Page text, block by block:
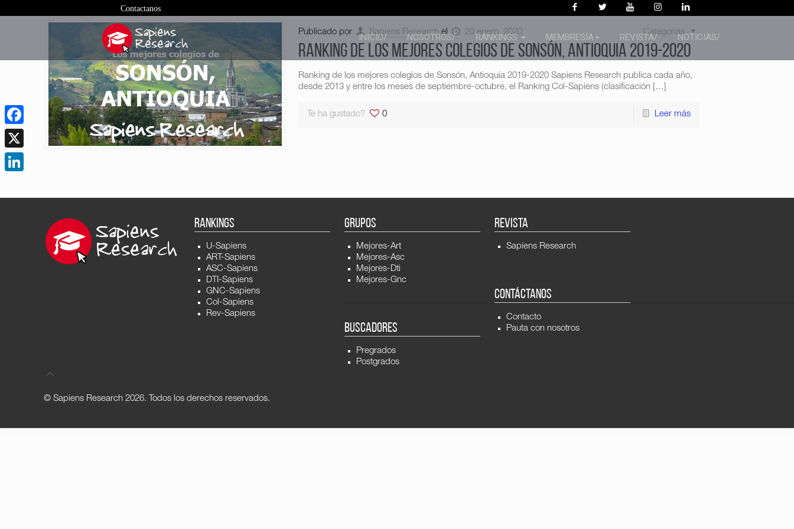
Contactanos
INICIO/ NOSOTROS/ RANKINGS MEMBRESÍA REVISTA/ NOTICIAS/
Publicado por Sapiens Research el 20 enero, 2020 Categorias
Ranking de los mejores colegios de Sonsón, Antioquia 2019-2020
Ranking de los mejores colegios de Sonsón, Antioquia 2019-2020 Sapiens Research publica cada año,
desde 2013 y entre los meses de septiembre-octubre, el Ranking Col-Sapiens (clasificación[…]
Te ha gustado? 0 Leer más
RANKINGS
U-Sapiens
ART-Sapiens
ASC-Sapiens
DTI-Sapiens
GNC-Sapiens
Col-Sapiens
Rev-Sapiens
GRUPOS
Mejores-Art
Mejores-Asc
Mejores-Dti
Mejores-Gnc
BUSCADORES
Pregrados
Postgrados
REVISTA
Sapiens Research
CONTÁCTANOS
Contacto
Pauta con nosotros
© Sapiens Research2026. Todos los derechos reservados.
Facebook
X